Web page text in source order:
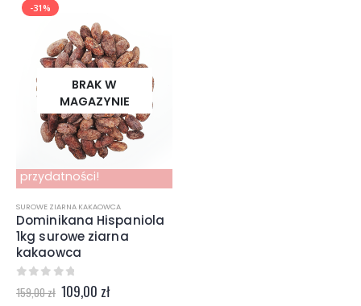
Krótki termin
przydatności!
-31%
BRAK W
MAGAZYNIE
SUROWE ZIARNA KAKAOWCA
Dominikana Hispaniola
1kg surowe ziarna
kakaowca
159,00zł Pierwotna
109,00 złAktualna